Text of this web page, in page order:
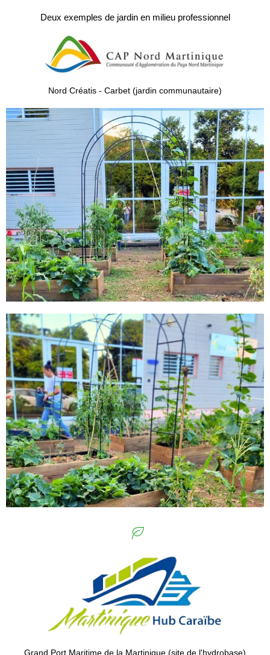
Deux exemples de jardin en milieu professionnel
Nord Créatis - Carbet (jardin communautaire)
Grand Port Maritime de la Martinique (site de l'hydrobase)